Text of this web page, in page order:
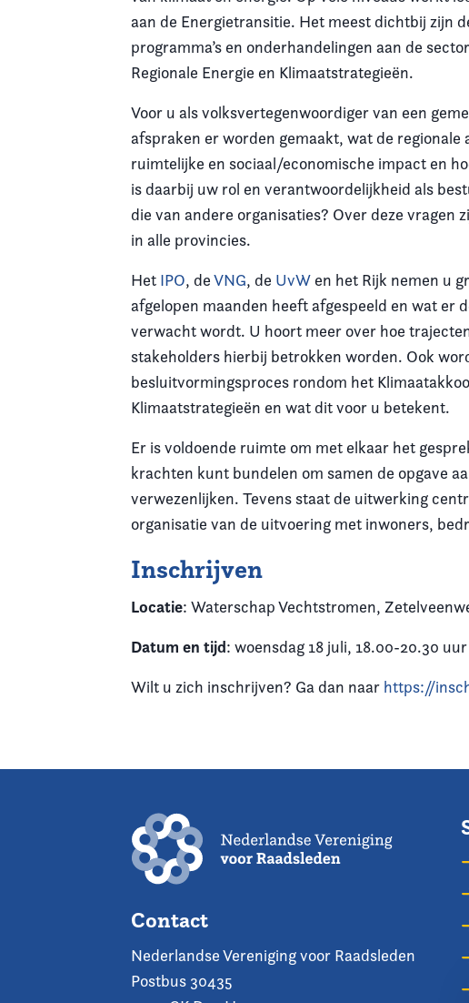
aan de Energietransitie. Het meest dichtbij zijn
programma’s en onderhandelingen aan de
Regionale Energie en Klimaatstrategieën.
Voor u als volksvertegenwoordiger van een
afspraken er worden gemaakt, wat de regionale
ruimtelijke en sociaal/economische impact en
is daarbij uw rol en verantwoordelijkheid als
die van andere organisaties? Over deze
in alle provincies.
Het IPO, deVNG, de UvW en het Rijk nemen u
afgelopen maanden heeft afgespeeld en wat er
verwacht wordt. U hoort meer over hoe
stakeholders hierbij betrokken worden. Ook
besluitvormingsproces rondom het
Klimaatstrategieën en wat dit voor u betekent.
Er is voldoende ruimte om met elkaar het
krachten kunt bundelen om samen de opgave
verwezenlijken. Tevens staat de uitwerking
organisatie van de uitvoering met inwoners,
Inschrijven
Locatie: Waterschap Vechtstromen,
Datum en tijd: woensdag 18 juli, 18.00-20.30
Wilt u zich inschrijven? Ga dan naar https://
Contact
Nederlandse Vereniging voor Raadsleden
Postbus 30435